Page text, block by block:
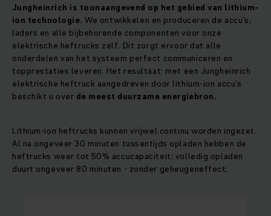
Jungheinrich is toonaangevend op het gebied van lithium-
ion technologie. We ontwikkelen en produceren de accu’s,
laders en alle bijbehorende componenten voor onze
elektrische heftrucks zelf. Dit zorgt ervoor dat alle
onderdelen van het systeem perfect communiceren en
topprestaties leveren. Het resultaat: met een Jungheinrich
elektrische heftruck aangedreven door lithium-ion accu’s
beschikt u over de meest duurzame energiebron.
Lithium-ion heftrucks kunnen vrijwel continu worden ingezet.
Al na ongeveer 30 minuten tussentijds opladen hebben de
heftrucks weer tot 50% accucapaciteit; volledig opladen
duurt ongeveer 80 minuten - zonder geheugeneffect.